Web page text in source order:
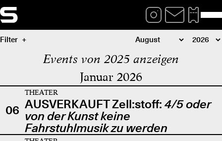
Filter
Events von 2025 anzeigen
Januar 2026
06
THEATER
AUSVERKAUFT Zell:stoff: 4/5 oder
von der Kunst keine
Fahrstuhlmusik zu werden